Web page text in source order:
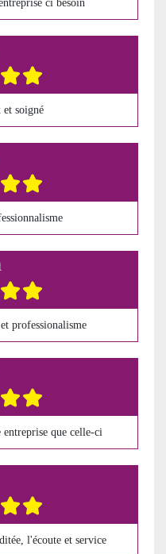
ci besoin
soigné
professionalisme
entreprise que celle-ci
l'écoute et service